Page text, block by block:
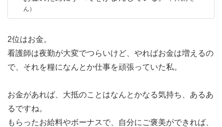
ん）
2位はお金。
看護師は夜勤が大変でつらいけど、やればお金は増えるの
で、それを糧になんとか仕事を頑張っていた私。
お金があれば、大抵のことはなんとかなる気持ち、あるあ
るですね。
もらったお給料やボーナスで、自分にご褒美ができれば、